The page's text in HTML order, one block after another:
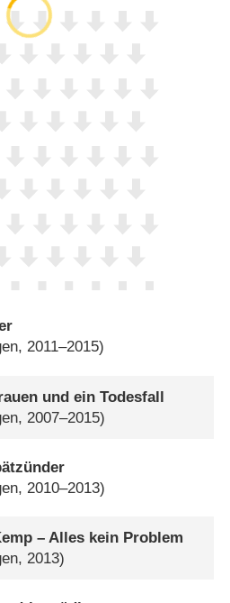
2011–2015)
und ein Todesfall
2007–2015)
2010–2013)
– Alles kein Problem
2013)